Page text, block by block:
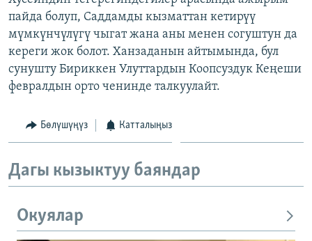
пайда болуп, Саддамды кызматтан кетирүү
мүмкүнчүлүгү чыгат жана аны менен согуштун да
кереги жок болот. Ханзаданын айтымында, бул
сунушту Бириккен Улуттардын Коопсуздук Кеңеши
февралдын орто ченинде талкуулайт.
Бөлүшүңүз Катталыңыз
Дагы кызыктуу баяндар
Окуялар